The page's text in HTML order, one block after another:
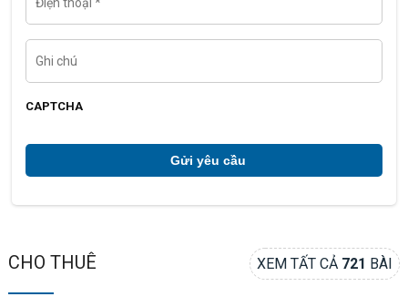
t
i
G
h
CAPTCHA
CHO THUÊ XEM TẤT CẢ 721 BÀI